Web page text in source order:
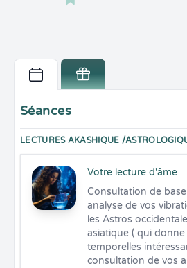
Séances
LECTURES AKASHIQUE /
Votre lecture d'âme
Consultation de
analyse de vos
les Astros
asiatique ( qui
temporelles
consultation de vos